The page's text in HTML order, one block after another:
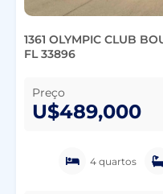
1361 OLYMPIC CLUB
FL 33896
Preço
U$489,000
4 quartos